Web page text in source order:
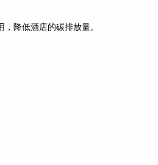
降低酒店的碳排放量。